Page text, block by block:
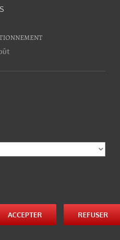
Hormis les pages https://tao-yin.fr/georges-charles/
trois-harmonies/ sous licence Creative Commons
l’Identique 3.0 Unported (photos de ces pages non
ACCEPTER REFUSER